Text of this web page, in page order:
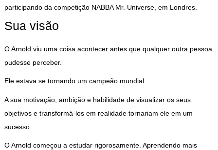
participando da competição NABBA Mr. Universe, em Londres.
Sua visão
O Arnold viu uma coisa acontecer antes que qualquer outra pessoa
pudesse perceber.
Ele estava se tornando um campeão mundial.
A sua motivação, ambição e habilidade de visualizar os seus
objetivos e transformá-los em realidade tornariam ele em um
sucesso.
O Arnold começou a estudar rigorosamente. Aprendendo mais